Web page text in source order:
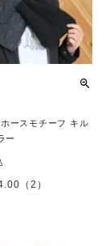
ホースモチーフ キル
ー
（2）